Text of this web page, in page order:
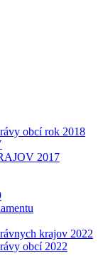
obcí rok 2018
2017
krajov 2022
obcí 2022